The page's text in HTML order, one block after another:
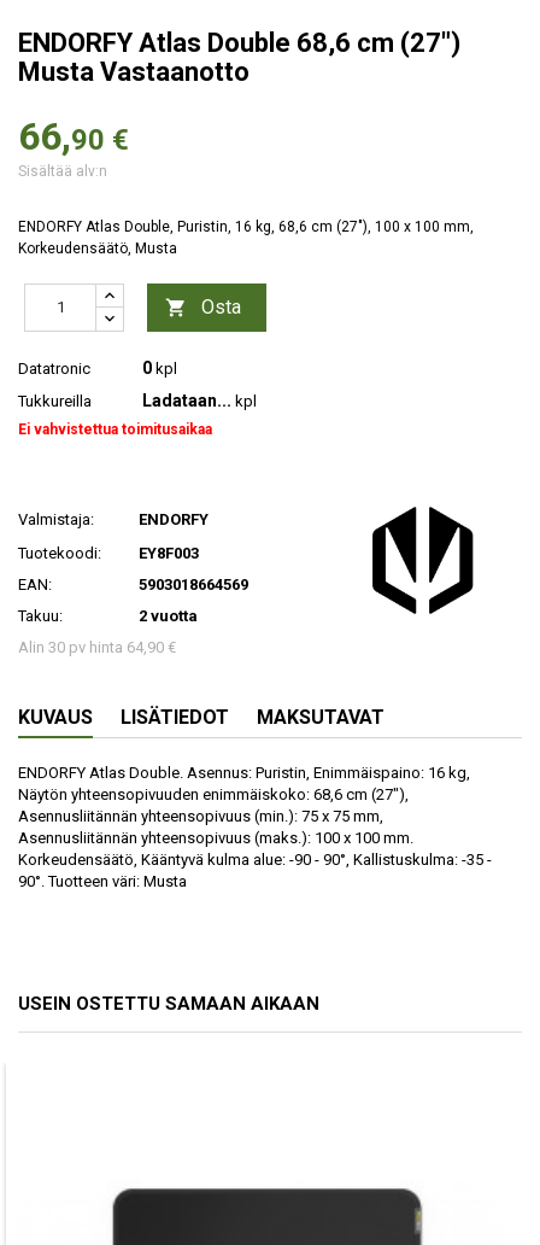
ENDORFY Atlas Double 68,6 cm (27")
Musta Vastaanotto
66,90 €
Sisältää alv:n
ENDORFY Atlas Double, Puristin, 16 kg, 68,6 cm (27"), 100 x 100 mm,
Korkeudensäätö, Musta
 Osta
Datatronic 0 kpl
Tukkureilla
Ladataan... kpl
Ei vahvistettua toimitusaikaa
Valmistaja:
ENDORFY
Tuotekoodi:
EY8F003
EAN:
5903018664569
Takuu:
2 vuotta
Alin 30 pv hinta 64,90 €
KUVAUS LISÄTIEDOT MAKSUTAVAT
ENDORFY Atlas Double. Asennus: Puristin, Enimmäispaino: 16 kg,
Näytön yhteensopivuuden enimmäiskoko: 68,6 cm (27"),
Asennusliitännän yhteensopivuus (min.): 75 x 75 mm,
Asennusliitännän yhteensopivuus (maks.): 100 x 100 mm.
Korkeudensäätö, Kääntyvä kulma alue: -90 - 90°, Kallistuskulma: -35 -
90°. Tuotteen väri: Musta
USEIN OSTETTU SAMAAN AIKAAN